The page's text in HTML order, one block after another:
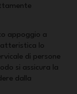
appoggio a
lo
di persone
si assicura la
dalla